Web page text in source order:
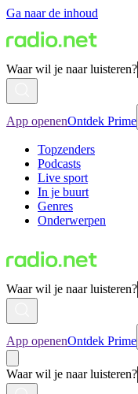
Ga naar de inhoud
Waar wil je naar luisteren?
App openenOntdek Prime
Topzenders
Podcasts
Live sport
In je buurt
Genres
Onderwerpen
Waar wil je naar luisteren?
App openenOntdek Prime
Waar wil je naar luisteren?